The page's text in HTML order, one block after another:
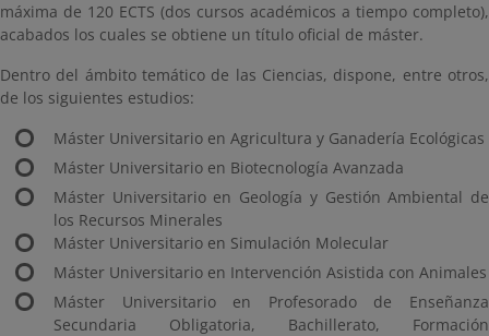
máxima de 120 ECTS (dos cursos académicos a tiempo completo),
acabados los cuales se obtiene un título oficial de máster.
Dentro del ámbito temático de las Ciencias, dispone, entre otros,
de los siguientes estudios:
Máster Universitario en Agricultura y Ganadería Ecológicas
Máster Universitario en Biotecnología Avanzada
Máster Universitario en Geología y Gestión Ambiental de
los Recursos Minerales
Máster Universitario en Simulación Molecular
Máster Universitario en Intervención Asistida con Animales
Máster Universitario en Profesorado de Enseñanza
Secundaria Obligatoria, Bachillerato, Formación